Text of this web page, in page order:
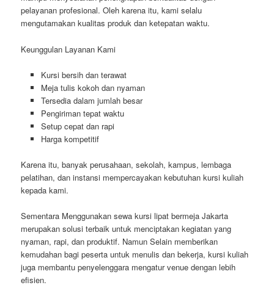
pelayanan profesional. Oleh karena itu, kami selalu
mengutamakan kualitas produk dan ketepatan waktu.
Keunggulan Layanan Kami
Kursi bersih dan terawat
Meja tulis kokoh dan nyaman
Tersedia dalam jumlah besar
Pengiriman tepat waktu
Setup cepat dan rapi
Harga kompetitif
Karena itu, banyak perusahaan, sekolah, kampus, lembaga
pelatihan, dan instansi mempercayakan kebutuhan kursi kuliah
kepada kami.
Sementara Menggunakan sewa kursi lipat bermeja Jakarta
merupakan solusi terbaik untuk menciptakan kegiatan yang
nyaman, rapi, dan produktif. Namun Selain memberikan
kemudahan bagi peserta untuk menulis dan bekerja, kursi kuliah
juga membantu penyelenggara mengatur venue dengan lebih
efisien.